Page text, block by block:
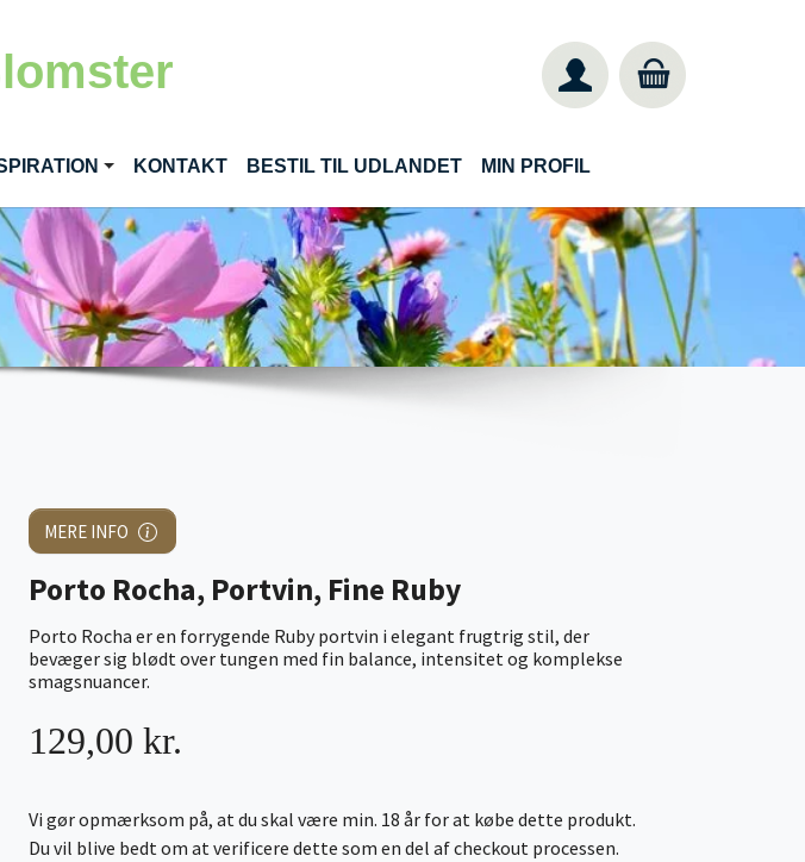
KONTAKT BESTIL TIL UDLANDET MIN PROFIL
MERE INFO
Porto Rocha, Portvin, Fine Ruby
Porto Rocha er en forrygende Ruby portvin i elegant frugtrig stil, der
bevæger sig blødt over tungen med fin balance, intensitet og komplekse
smagsnuancer.
129,00 kr.
Vi gør opmærksom på, at du skal være min. 18 år for at købe dette produkt.
Du vil blive bedt om at verificere dette som en del af checkout processen.